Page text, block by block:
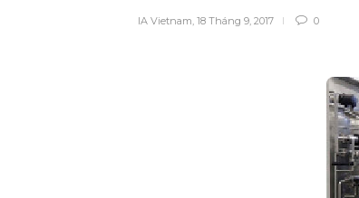
IA Vietnam, 18 Tháng 9, 2017 0